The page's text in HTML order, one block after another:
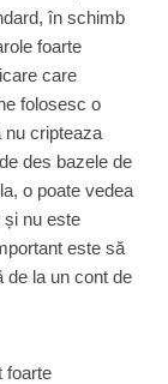
în schimb
foarte
care
folosesc o
nu cripteaza
des bazele de
o poate vedea
și nu este
este să
de la un cont de
foarte